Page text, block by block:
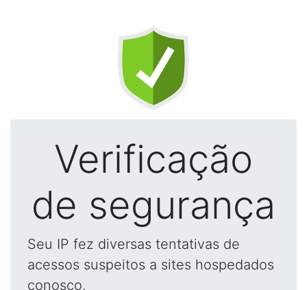
Verificação
de segurança
Seu IP fez diversas tentativas de
acessos suspeitos a sites hospedados
conosco.